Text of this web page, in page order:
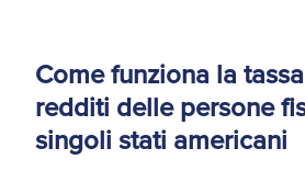
Come funziona la
redditi delle persone
singoli stati americani